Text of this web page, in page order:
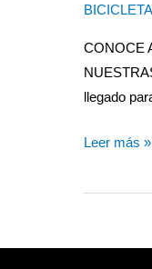
CONOCE
llegado
Leer más »